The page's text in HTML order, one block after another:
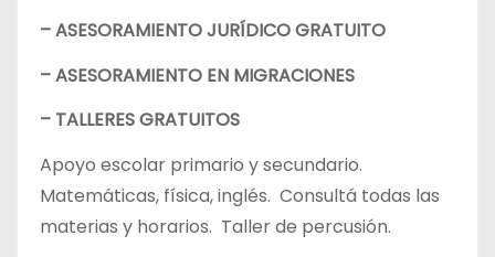
– ASESORAMIENTO JURÍDICO GRATUITO
– ASESORAMIENTO EN MIGRACIONES
– TALLERES GRATUITOS
Apoyo escolar primario y secundario.
Matemáticas, física, inglés. Consultá todas las
materias y horarios. Taller de percusión.